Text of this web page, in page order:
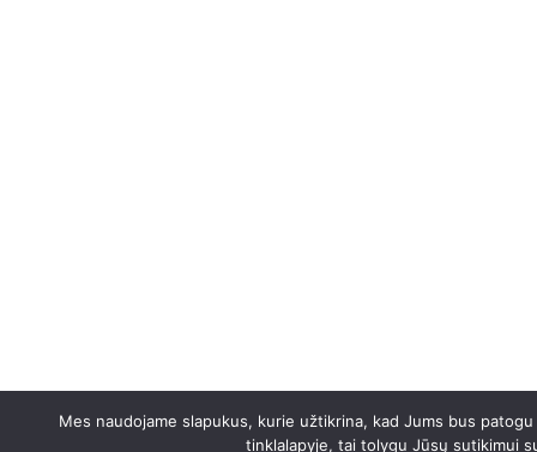
Mes naudojame slapukus, kurie užtikrina, kad Jums bus
tinklalapyje, tai tolygu Jūsų sutikimui